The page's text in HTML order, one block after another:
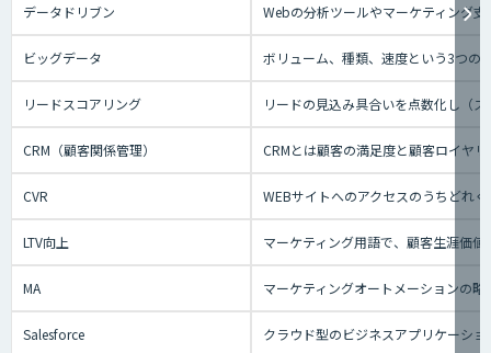
データドリブン Webの分析ツールやマーケティング
ビッグデータ ボリューム、種類、速度という3つの
リードスコアリング リードの見込み具合いを点数化し（
CRM（顧客関係管理） CRMとは顧客の満足度と顧客ロイヤ
CVR WEBサイトへのアクセスのうちどれ
LTV向上 マーケティング用語で、顧客生涯価
MA マーケティングオートメーションの
Salesforce クラウド型のビジネスアプリケーシ